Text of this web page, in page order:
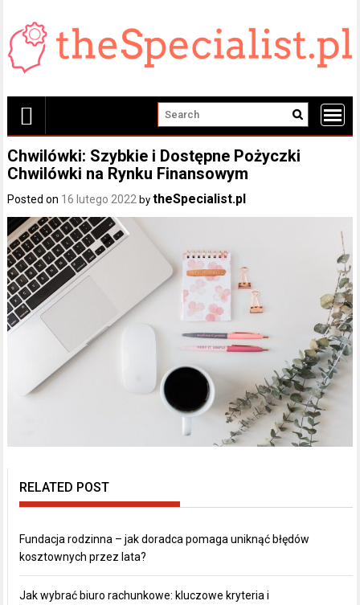
content
Chwilówki: Szybkie i Dostępne Pożyczki
Chwilówki na Rynku Finansowym
Posted on 16 lutego 2022 bytheSpecialist.pl
RELATED POST
Fundacja rodzinna – jak doradca pomaga uniknąć błędów
kosztownych przez lata?
Jak wybrać biuro rachunkowe: kluczowe kryteria i